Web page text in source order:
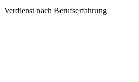
Verdienst nach Berufserfahrung